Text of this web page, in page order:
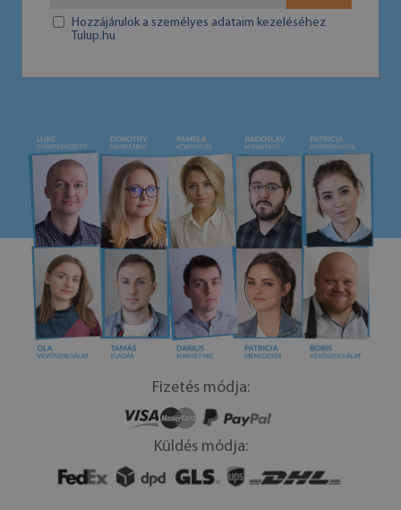
Hozzájárulok a személyes adataim kezeléséhez
Tulup.hu
Fizetés módja:
Küldés módja: